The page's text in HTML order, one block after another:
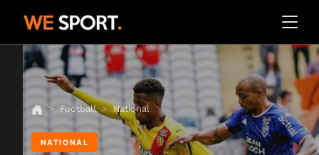
Football National
NATIONAL